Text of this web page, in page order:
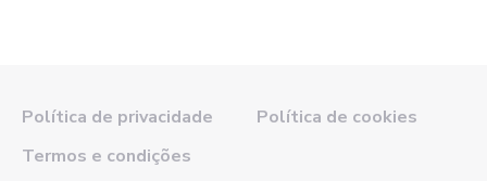
Política de privacidade
Política de cookies
Termos e condições